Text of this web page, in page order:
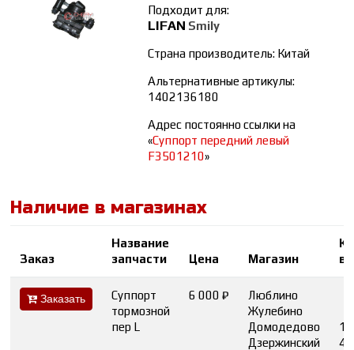
Подходит для:
LIFAN Smily
Страна производитель: Китай
Альтернативные артикулы:
1402136180
Адрес постоянно ссылки на
«Суппорт передний левый
F3501210»
Наличие в магазинах
Заказ
Название
запчасти
Цена Магазин
во
Заказать
Суппорт
тормозной
пер L
6 000 ₽
Люблино
Жулебино
Домодедово
Дзержинский
1
4